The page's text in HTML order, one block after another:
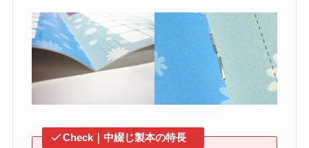
Check｜中綴じ製本の特長